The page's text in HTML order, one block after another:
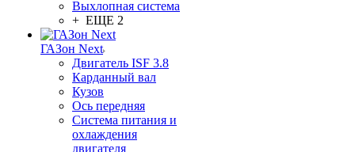
Выхлопная система
+ ЕЩЕ 2
ГАЗон Next
Двигатель ISF 3.8
Карданный вал
Кузов
Ось передняя
Система питания и
охлаждения
двигателя